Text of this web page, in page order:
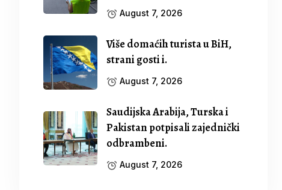
August 7, 2026
Više domaćih turista u BiH,
strani gosti i.
August 7, 2026
Saudijska Arabija, Turska i
Pakistan potpisali zajednički
odbrambeni.
August 7, 2026